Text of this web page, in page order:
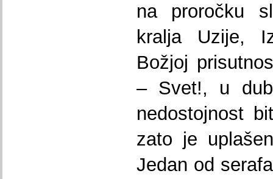
na proročku
kralja Uzije,
Božjoj
– Svet!, u
nedostojnost
zato je
Jedan od